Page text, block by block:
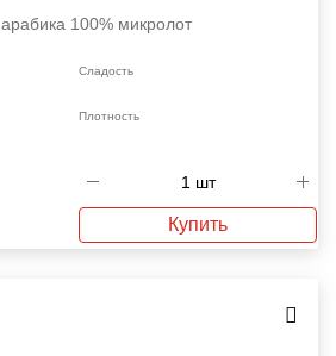
арабика 100% микролот
Сладость
Плотность
Купить